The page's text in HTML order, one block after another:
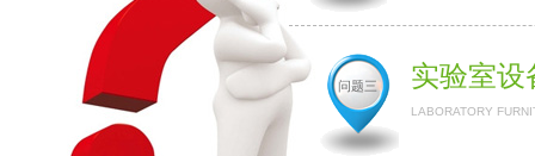
问题三 实验室设
LABORATORY